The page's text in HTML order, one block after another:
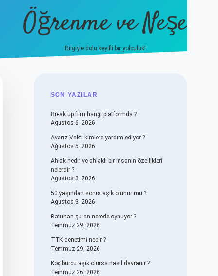
Öğrenme ve Neşe
Bilgiyle dolu keyifli bir yolculuk!
SIDEBAR
SON YAZILAR
Break up film hangi platformda ?
Ağustos 6, 2026
Avarız Vakfı kimlere yardım ediyor ?
Ağustos 5, 2026
Ahlak nedir ve ahlaklı bir insanın özellikleri
nelerdir ?
Ağustos 3, 2026
50 yaşından sonra aşık olunur mu ?
Ağustos 3, 2026
Batuhan şu an nerede oynuyor ?
Temmuz 29, 2026
TTK denetimi nedir ?
Temmuz 29, 2026
Koç burcu aşık olursa nasıl davranır ?
Temmuz 26, 2026